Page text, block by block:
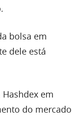
bolsa em
dele está
Hashdex em
do mercado